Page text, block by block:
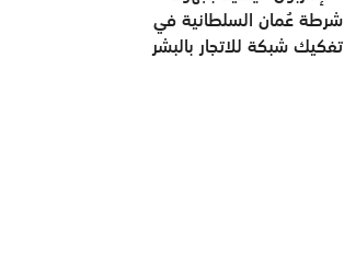
شرطة عُمان السلطانية في
تفكيك شبكة للاتجار بالبشر